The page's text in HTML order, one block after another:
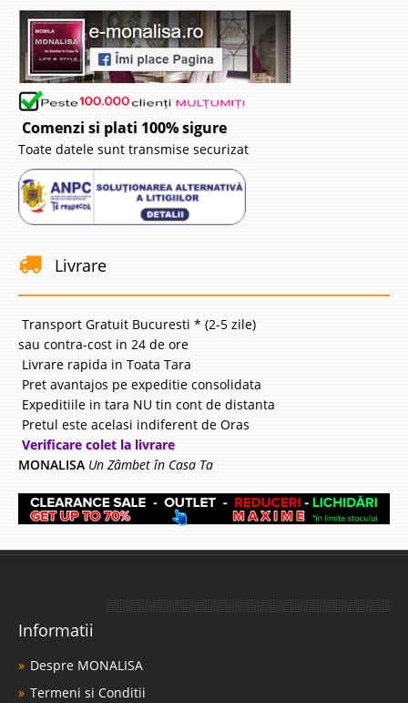
Comenzi si plati 100% sigure
Toate datele sunt transmise securizat
Livrare
Transport Gratuit Bucuresti * (2-5 zile)
sau contra-cost in 24 de ore
Livrare rapida in Toata Tara
Pret avantajos pe expeditie consolidata
Expeditiile in tara NU tin cont de distanta
Pretul este acelasi indiferent de Oras
Verificare colet la livrare
MONALISA Un Zâmbet în Casa Ta
Informatii
Despre MONALISA
Termeni si Conditii